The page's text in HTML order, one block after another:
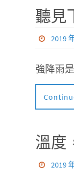
聽見
2019
強降雨
溫度
2019